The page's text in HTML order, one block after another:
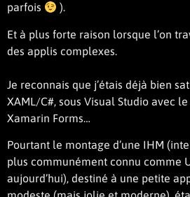
parfois
).
Et à plus forte raison lorsque l’on
des applis complexes.
Je reconnais que j’étais déjà bien
XAML/C#, sous Visual Studio avec
Xamarin Forms…
Pourtant le montage d’une IHM
plus communément connu comme
aujourd’hui), destiné à une petite